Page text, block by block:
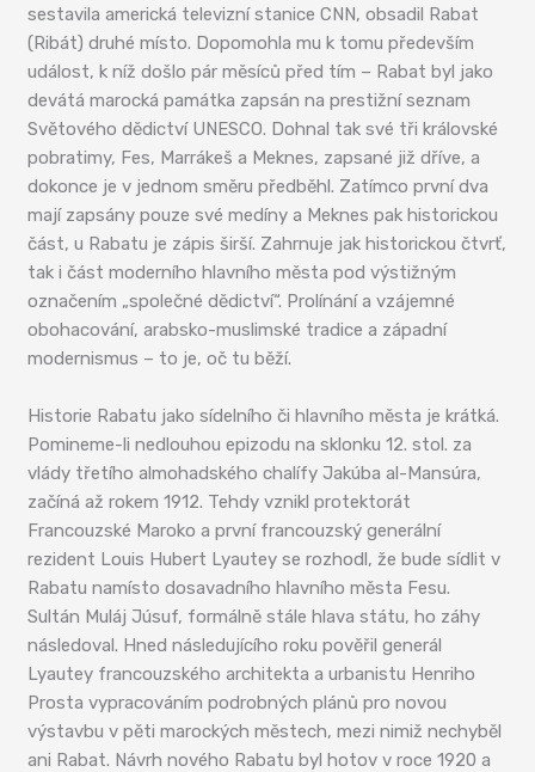
sestavila americká televizní stanice CNN, obsadil Rabat
(Ribát) druhé místo. Dopomohla mu k tomu především
událost, k níž došlo pár měsíců před tím – Rabat byl jako
devátá marocká památka zapsán na prestižní seznam
Světového dědictví UNESCO. Dohnal tak své tři královské
pobratimy, Fes, Marrákeš a Meknes, zapsané již dříve, a
dokonce je v jednom směru předběhl. Zatímco první dva
mají zapsány pouze své medíny a Meknes pak historickou
část, u Rabatu je zápis širší. Zahrnuje jak historickou čtvrť,
tak i část moderního hlavního města pod výstižným
označením „společné dědictví“. Prolínání a vzájemné
obohacování, arabsko-muslimské tradice a západní
modernismus – to je, oč tu běží.
Historie Rabatu jako sídelního či hlavního města je krátká.
Pomineme-li nedlouhou epizodu na sklonku 12. stol. za
vlády třetího almohadského chalífy Jakúba al-Mansúra,
začíná až rokem 1912. Tehdy vznikl protektorát
Francouzské Maroko a první francouzský generální
rezident Louis Hubert Lyautey se rozhodl, že bude sídlit v
Rabatu namísto dosavadního hlavního města Fesu.
Sultán Muláj Júsuf, formálně stále hlava státu, ho záhy
následoval. Hned následujícího roku pověřil generál
Lyautey francouzského architekta a urbanistu Henriho
Prosta vypracováním podrobných plánů pro novou
výstavbu v pěti marockých městech, mezi nimiž nechyběl
ani Rabat. Návrh nového Rabatu byl hotov v roce 1920 a